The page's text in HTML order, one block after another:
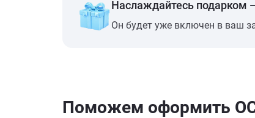
Наслаждайтесь подарком
Он будет уже включен в ваш
Поможем оформить